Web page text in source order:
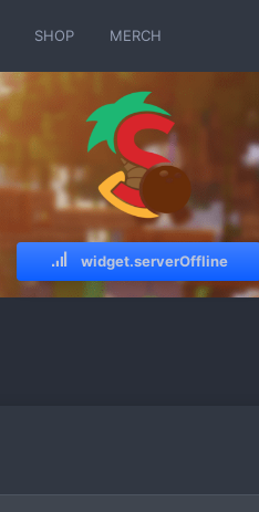
SHOP MERCH
widget.serverOffline